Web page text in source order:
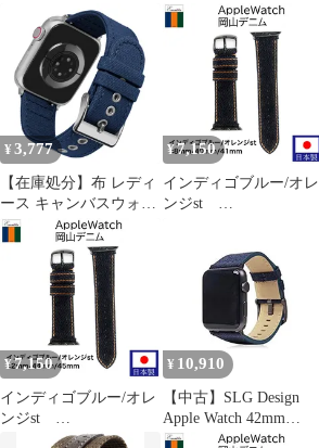
ップルウォッチ バンド
おしゃれ スマートウォ
ッチ Apple Watch専用ス
トラップ Emitta エミッ
タ EFA-OR
42mm/44mm/45mm アッ
プルウォッチ専用 バン
ド Emitta エミッタ ベル
ト インディゴ ノンウォ
ッシュ Apple Watch 交
換 EDA-AG
¥ 3,777
【在庫処分】布 レディ
ース キャンバスウォッ
チ交換ベルト メンズ ア
ップルウォッチバンド
互換 コンパチブル コン
パチブル 38mm iWatch
40mm 41mm 42mm ベル
トSeries 44mm 45mm
Ultra3/Ultra 46mm 49m
¥7,150
インディゴブルー/オレ
ンジst
ド Emitta エミッタ ベル
ト インディゴ ノンウォ
ッシュ Apple Watch 交
換 EDA-IO
¥7,150
インディゴブルー/オレ
ンジst
42mm/44mm/45mm アッ
¥ 10,910
【中古】SLG Design
Apple Watch 42mm
44mm用 バンド キャン